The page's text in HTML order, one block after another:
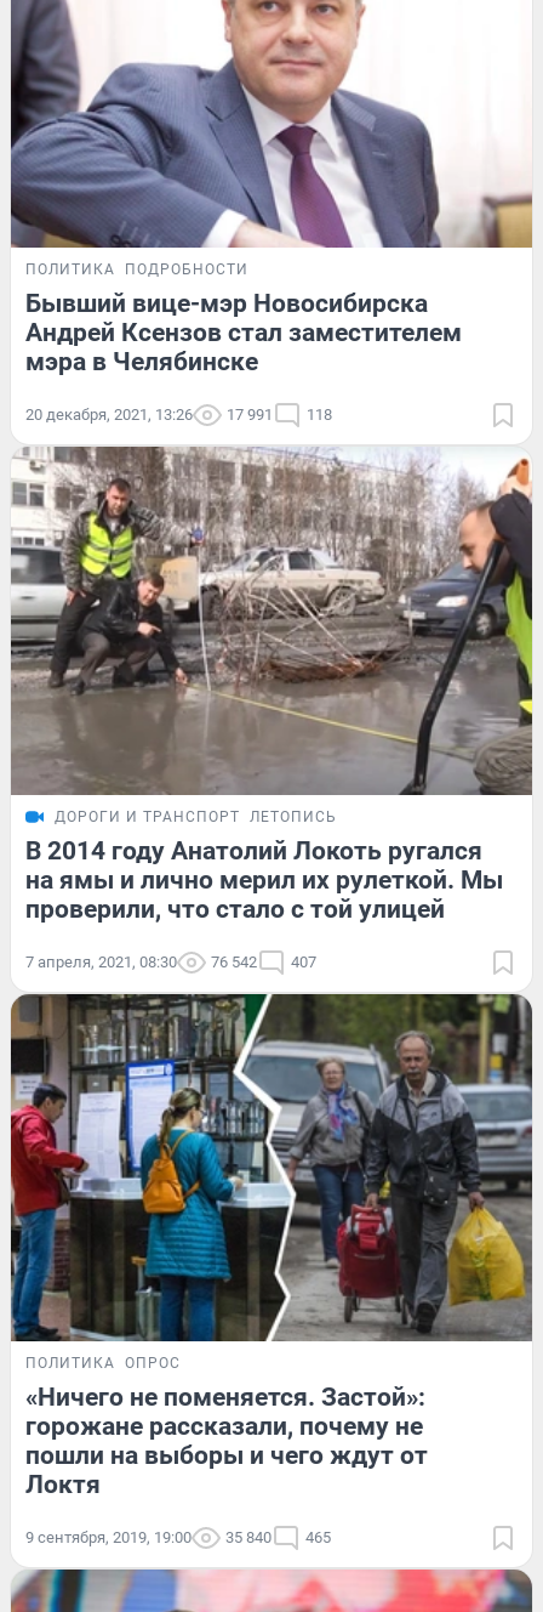
ПОЛИТИКА ПОДРОБНОСТИ
Бывший вице-мэр Новосибирска
Андрей Ксензов стал заместителем
мэра в Челябинске
20 декабря, 2021, 13:26 17 991 118
ДОРОГИ И ТРАНСПОРТ ЛЕТОПИСЬ
В 2014 году Анатолий Локоть ругался
на ямы и лично мерил их рулеткой. Мы
проверили, что стало с той улицей
7 апреля, 2021, 08:30 76 542 407
ПОЛИТИКА ОПРОС
«Ничего не поменяется. Застой»:
горожане рассказали, почему не
пошли на выборы и чего ждут от
Локтя
9 сентября, 2019, 19:00 35 840 465